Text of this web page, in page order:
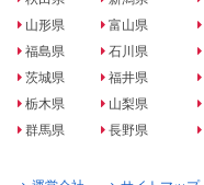
山形県
福島県
茨城県
栃木県
群馬県
富山県
石川県
福井県
山梨県
長野県